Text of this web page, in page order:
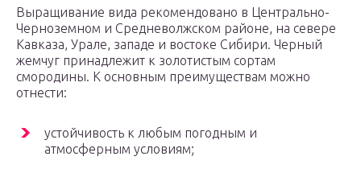
Выращивание вида рекомендовано в Центрально-
Черноземном и Средневолжском районе, на севере
Кавказа, Урале, западе и востоке Сибири. Черный
жемчуг принадлежит к золотистым сортам
смородины. К основным преимуществам можно
отнести:
устойчивость к любым погодным и
атмосферным условиям;